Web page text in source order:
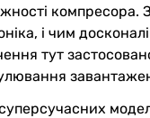
компресора.
і чим
тут